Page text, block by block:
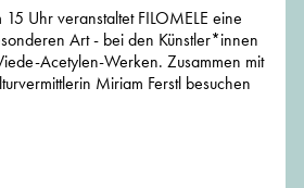
Uhr veranstaltet FILOMELE eine
Art - bei den Künstler*innen
Acetylen-Werken. Zusammen mit
Miriam Ferstl besuchen